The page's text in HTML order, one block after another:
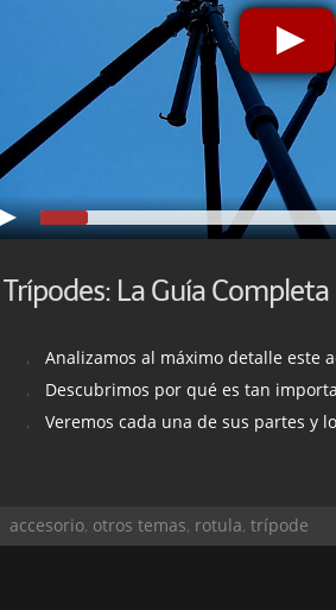
Analizamos al máximo detalle este
Descubrimos por qué es tan
Veremos cada una de sus partes y
accesorio, otros temas, rotula, trípode